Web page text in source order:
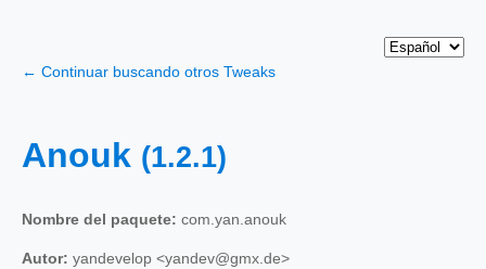
← Continuar buscando otros Tweaks
Anouk (1.2.1)
Nombre del paquete: com.yan.anouk
Autor: yandevelop <yandev@gmx.de>